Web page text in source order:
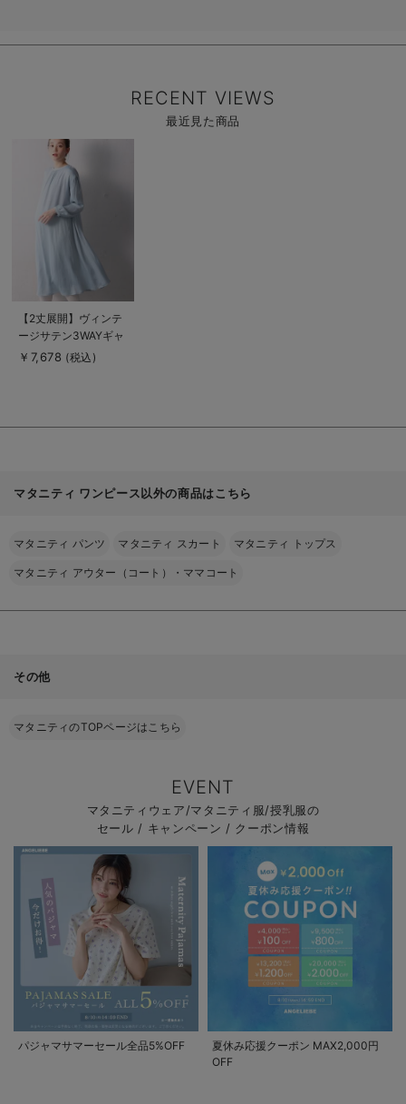
RECENT VIEWS
最近見た商品
商
品
詳
を
【2丈展開】ヴィンテ
ージサテン3WAYギャ
ザーフレアルームワン
￥7,678 (税込)
マタニティ ワンピース以外の商品はこちら
マタニティ パンツ マタニティ スカート マタニティ トップス
マタニティ アウター（コート）・ママコート
その他
マタニティのTOPページはこちら
EVENT
マタニティウェア/マタニティ服/授乳服の
セール / キャンペーン / クーポン情報
パジャマサマーセール全品5%OFF
夏休み応援クーポン MAX2,000円
OFF